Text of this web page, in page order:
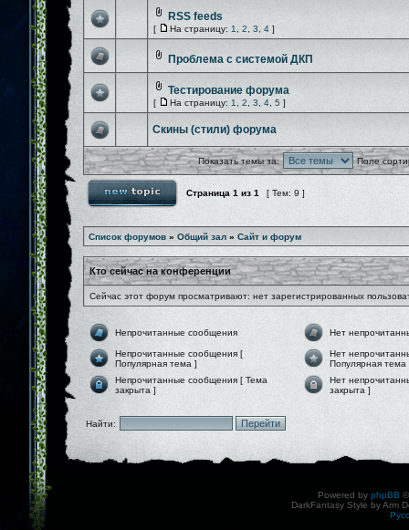
RSS feeds
[ На страницу: 1 2 3 4 ]
Проблема с системой ДКП
Тестирование форума
[ На страницу: 1 2 3 4 5 ]
Скины (стили) форума
Показать темы за: Поле
Страница 1 из 1 [ Тем: 9 ]
Список форумов » Общий зал » Сайт и форум
Кто сейчас на конференции
Сейчас этот форум просматривают: нет зарегистрированных
Непрочитанные сообщения Нет
Непрочитанные сообщения [
Популярная тема ]
Нет
Популярная тема
Непрочитанные сообщения [ Тема
закрыта ]
Нет
закрыта ]
Найти:
Powered by phpBB
DarkFantasy Style by Arm